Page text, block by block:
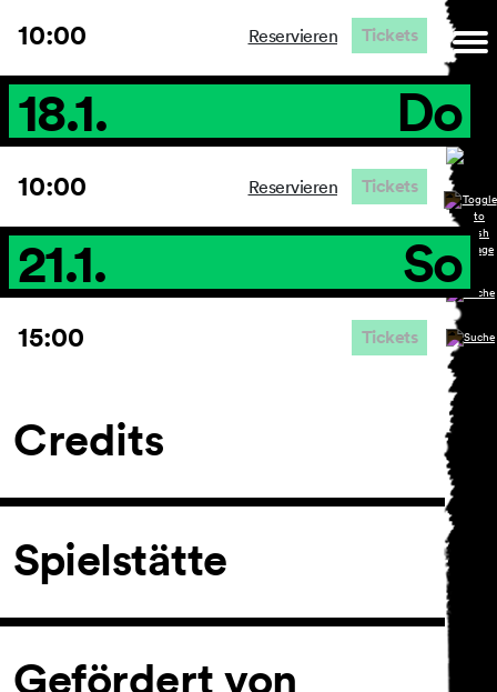
10:00 Reservieren Tickets
18.1. Do
10:00 Reservieren Tickets
21.1. So
15:00 Tickets
Credits
Spielstätte
Gefördert von